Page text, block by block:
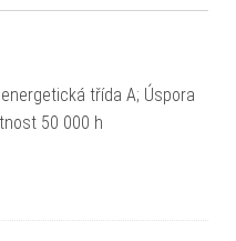
třída A; Úspora
50 000 h